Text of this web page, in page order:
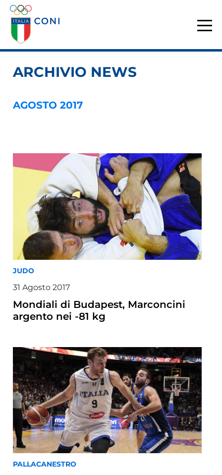
ARCHIVIO NEWS
AGOSTO 2017
JUDO
31 Agosto 2017
Mondiali di Budapest, Marconcini
argento nei -81 kg
PALLACANESTRO